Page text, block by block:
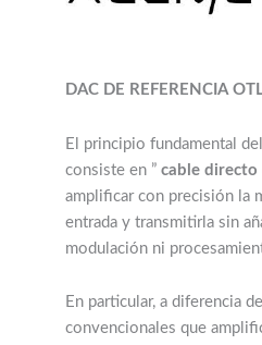
DAC DE REFERENCIA
El principio fundamental
consiste en ” cable directo
amplificar con precisión la
entrada y transmitirla sin
modulación ni
En particular, a diferencia
convencionales que